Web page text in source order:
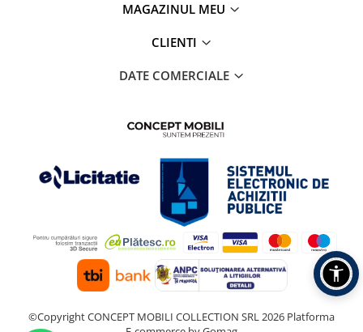
MAGAZINUL MEU
CLIENTI
DATE COMERCIALE
©Copyright CONCEPT MOBILI COLLECTION SRL 2026 Platforma